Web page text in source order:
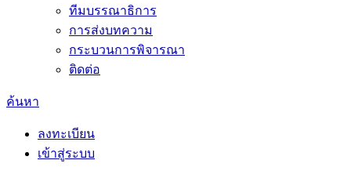
ทีมบรรณาธิการ
การส่งบทความ
กระบวนการพิจารณา
ติดต่อ
ค้นหา
ลงทะเบียน
เข้าสู่ระบบ